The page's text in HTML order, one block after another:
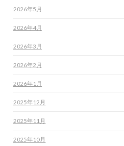
2026年5月
2026年4月
2026年3月
2026年2月
2026年1月
2025年12月
2025年11月
2025年10月